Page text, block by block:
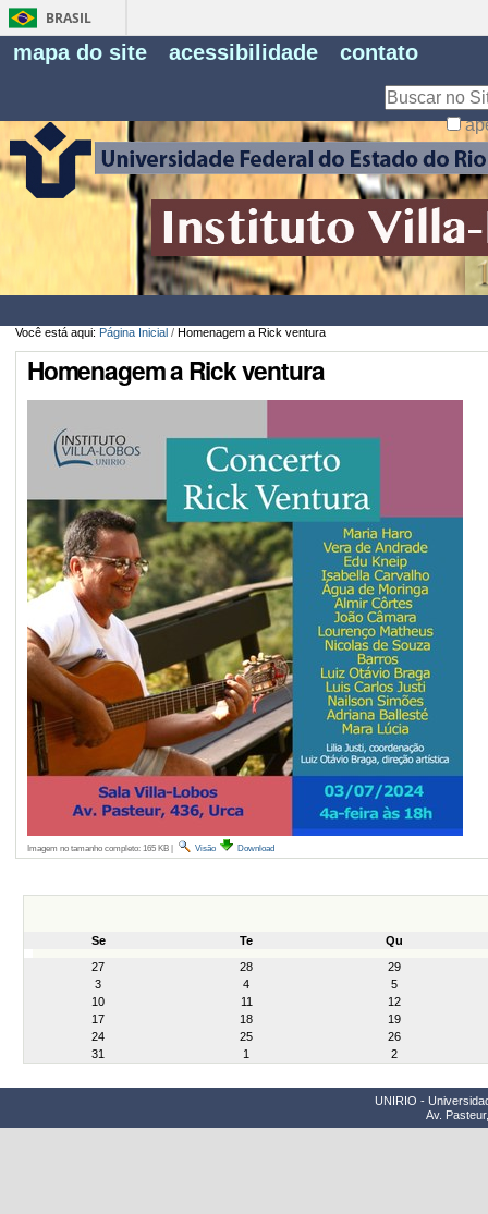
BRASIL
mapa do site acessibilidade contato
Você está aqui: Página Inicial / Homenagem a Rick ventura
Homenagem a Rick ventura
Imagem no tamanho completo: 165 KB| Visão Download
Se Te
Qu
27
28
29
3
4
5
10
11
12
17
18
19
24
25
26
31
1 2
UNIRIO -
Av.